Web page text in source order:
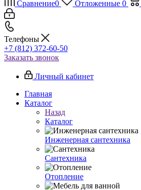
Сравнение0 Отложенные 0
Телефоны
+7 (812) 372-60-50
Заказать звонок
Личный кабинет
Главная
Каталог
Назад
Каталог
Инженерная сантехника
Сантехника
Отопление